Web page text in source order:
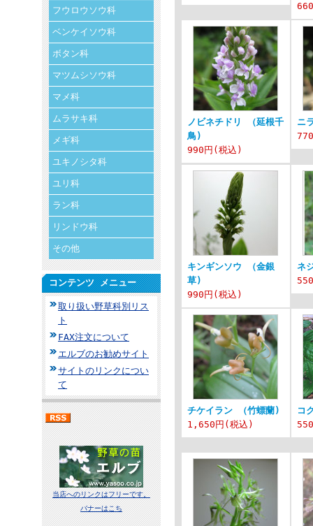
フウロウソウ科
ベンケイソウ科
ボタン科
マツムシソウ科
マメ科
ムラサキ科
メギ科
ユキノシタ科
ユリ科
ラン科
リンドウ科
その他
コンテンツ メニュー
取り扱い野草科別リス
ト
FAX注文について
エルブのお勧めサイト
サイトのリンクについ
て
当店へのリンクはフリーです。
バナーはこち
ノビネチドリ （延根千
鳥)
990円 (税込)
ニ
キンギンソウ （金銀
草)
990円 (税込)
ネ
チケイラン （竹螵蘭)
1,650円 (税込)
コ